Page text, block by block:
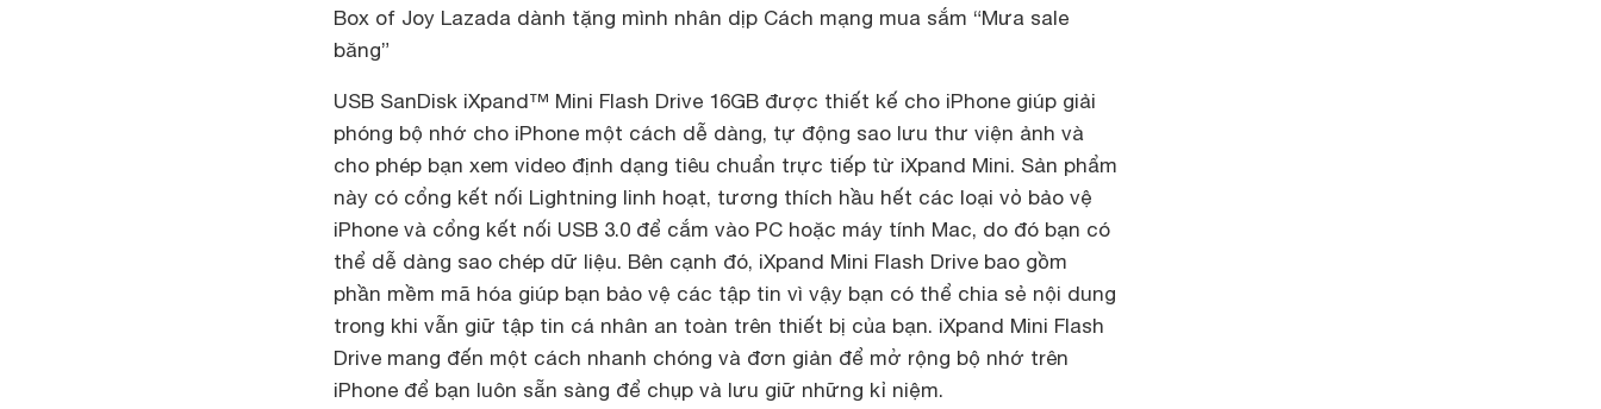
Box of Joy Lazada dành tặng mình nhân dịp Cách mạng mua sắm “Mưa sale
băng”
USB SanDisk iXpand™ Mini Flash Drive 16GB được thiết kế cho iPhone giúp giải
phóng bộ nhớ cho iPhone một cách dễ dàng, tự động sao lưu thư viện ảnh và
cho phép bạn xem video định dạng tiêu chuẩn trực tiếp từ iXpand Mini. Sản phẩm
này có cổng kết nối Lightning linh hoạt, tương thích hầu hết các loại vỏ bảo vệ
iPhone và cổng kết nối USB 3.0 để cắm vào PC hoặc máy tính Mac, do đó bạn có
thể dễ dàng sao chép dữ liệu. Bên cạnh đó, iXpand Mini Flash Drive bao gồm
phần mềm mã hóa giúp bạn bảo vệ các tập tin vì vậy bạn có thể chia sẻ nội dung
trong khi vẫn giữ tập tin cá nhân an toàn trên thiết bị của bạn. iXpand Mini Flash
Drive mang đến một cách nhanh chóng và đơn giản để mở rộng bộ nhớ trên
iPhone để bạn luôn sẵn sàng để chụp và lưu giữ những kỉ niệm.